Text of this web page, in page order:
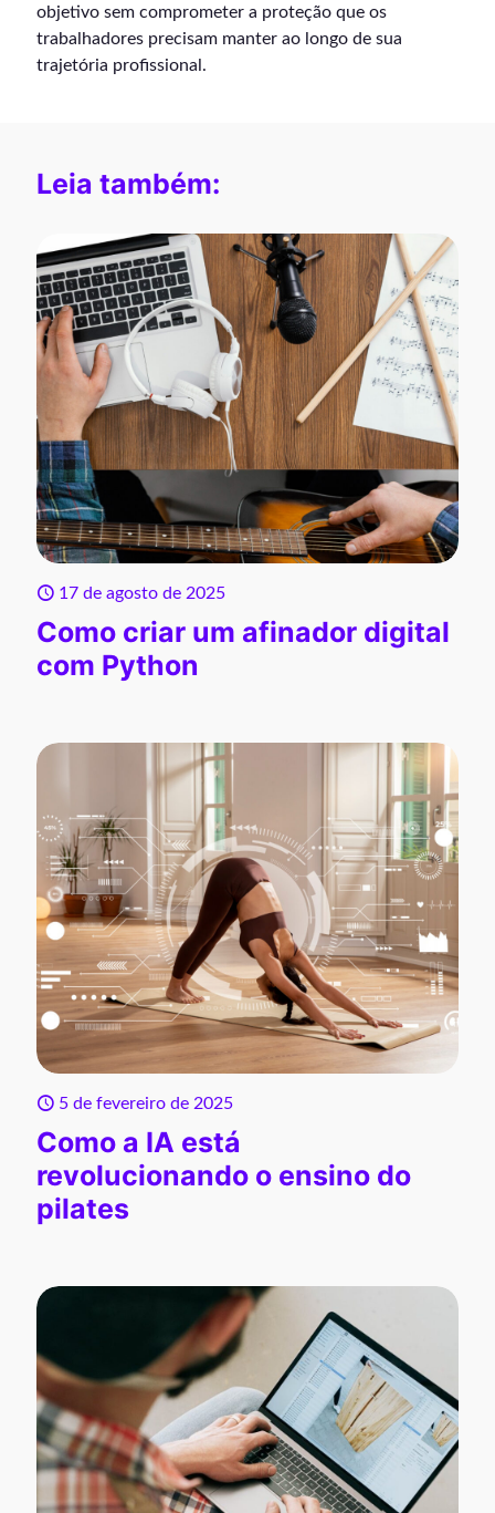
objetivo sem comprometer a proteção que os
trabalhadores precisam manter ao longo de sua
trajetória profissional.
Leia também:
17 de agosto de 2025
Como criar um afinador digital
com Python
5 de fevereiro de 2025
Como a IA está
revolucionando o ensino do
pilates